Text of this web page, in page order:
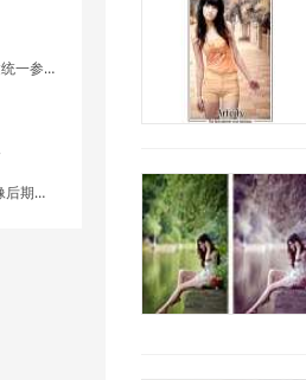
对齐和分布
实例